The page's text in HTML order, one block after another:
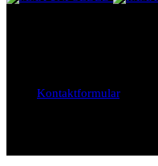
Kontaktformular.